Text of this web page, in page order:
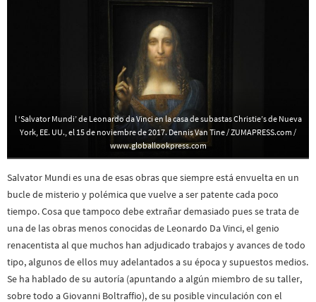
l ‘Salvator Mundi’ de Leonardo da Vinci en la casa de subastas Christie’s de Nueva
York, EE. UU., el 15 de noviembre de 2017. Dennis Van Tine / ZUMAPRESS.com /
www.globallookpress.com
Salvator Mundi es una de esas obras que siempre está envuelta en un
bucle de misterio y polémica que vuelve a ser patente cada poco
tiempo. Cosa que tampoco debe extrañar demasiado pues se trata de
una de las obras menos conocidas de Leonardo Da Vinci, el genio
renacentista al que muchos han adjudicado trabajos y avances de todo
tipo, algunos de ellos muy adelantados a su época y supuestos medios.
Se ha hablado de su autoría (apuntando a algún miembro de su taller,
sobre todo a Giovanni Boltraffio), de su posible vinculación con el